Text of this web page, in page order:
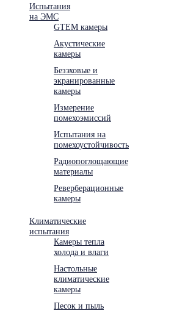
Испытания
на ЭМС
GTEM камеры
Акустические
камеры
Безэховые и
экранированные
камеры
Измерение
помехоэмиссий
Испытания на
помехоустойчивость
Радиопоглощающие
материалы
Реверберационные
камеры
Климатические
испытания
Камеры тепла
холода и влаги
Настольные
климатические
камеры
Песок и пыль